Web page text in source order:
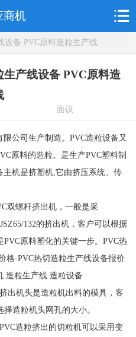
商机
备 PVC原料造粒生产线
生产线设备 PVC原料造
面议
公司生产制造。PVC造粒设备又
原料的造粒。是生产PVC塑料制
机是挤塑机,它由挤压系统、传
双螺杆挤出机，一般是采
132的挤出机，客户可以根据
原料塑化的关键一步。PVC热
格-PVC热切造粒生产线设备报价
造粒生产线 造粒设备
出机头是造粒机出料的模具，客
造粒机头网孔的大小。
造粒挤出的切粒机可以采用变